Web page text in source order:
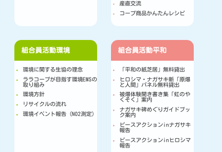
産直交流
コープ商品かんたんレシピ
組合員活動環境
環境に関する生協の理念
ララコープが目指す環境EMSの
取り組み
環境方針
リサイクルの流れ
環境イベント報告（NO2測定）
組合員活動平和
「平和の紙芝居」無料貸出
ヒロシマ・ナガサキ新「原爆
と人間」パネル無料貸出
被爆体験聞き書き集「虹のや
くそく」案内
ナガサキ碑めぐりガイドブッ
ク案内
ピースアクションinナガサキ
報告
ピースアクションinヒロシマ
報告